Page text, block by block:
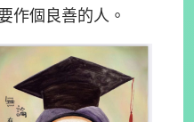
作個良善的人。